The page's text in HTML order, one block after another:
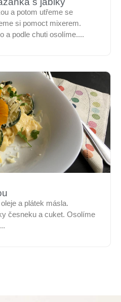
a potom utřeme se
si pomoct mixerem.
a podle chuti osolíme....
a plátek másla.
česneku a cuket. Osolíme